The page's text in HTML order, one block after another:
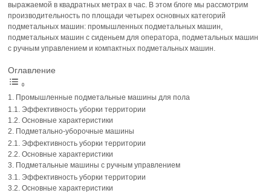
выражаемой в квадратных метрах в час. В этом блоге мы рассмотрим
производительность по площади четырех основных категорий
подметальных машин: промышленных подметальных машин,
подметальных машин с сиденьем для оператора, подметальных машин
с ручным управлением и компактных подметальных машин.
Оглавление
Промышленные подметальные машины для пола
Эффективность уборки территории
Основные характеристики
Подметально-уборочные машины
Эффективность уборки территории
Основные характеристики
Подметальные машины с ручным управлением
Эффективность уборки территории
Основные характеристики